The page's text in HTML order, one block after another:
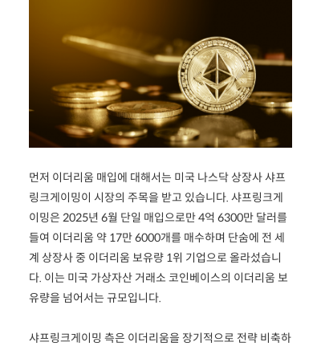
먼저 이더리움 매입에 대해서는 미국 나스닥 상장사 샤프
링크게이밍이 시장의 주목을 받고 있습니다. 샤프링크게
이밍은 2025년 6월 단일 매입으로만 4억 6300만 달러를
들여 이더리움 약 17만 6000개를 매수하며 단숨에 전 세
계 상장사 중 이더리움 보유량 1위 기업으로 올라섰습니
다. 이는 미국 가상자산 거래소 코인베이스의 이더리움 보
유량을 넘어서는 규모입니다.
샤프링크게이밍 측은 이더리움을 장기적으로 전략 비축하